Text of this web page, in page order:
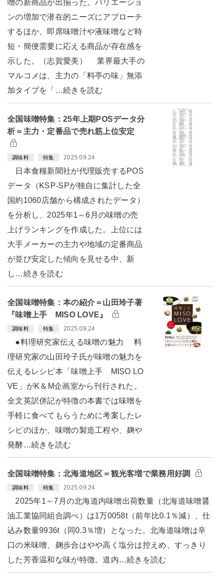
噌の新商品が出揃った。バリエーショ
ンの増加で潜在的ニーズにアプローチ
するほか、即席味噌汁や液味噌など時
短・簡便需要に応える商品が存在感を
示した。（志賀愛美） 業界最大手の
マルコメは、主力の「料亭の味」無添
加タイプを「…続きを読む
全国味噌特集：25年上期POSデータ分
析＝主力・定番品で売れ筋上位安定
調味料 特集 2025.09.24
日本食糧新聞社が代理販売するPOS
データ（KSP-SPが独自に集計した全
国約1060店舗から構成されたデータ）
を分析し、2025年1～6月の味噌の売
上げランキングを作成した。上位には
大手メーカーの主力や地域の定番商品
が並び安定した傾向を見せる中、新
し…続きを読む
全国味噌特集：本の紹介＝山田玲子著
『味噌上手 MISO LOVE』
調味料 特集 2025.09.24
●料理研究家伝える味噌の魅力 料
理研究家の山田玲子氏が味噌の魅力を
伝えるレシピ本「味噌上手 MISO LO
VE」がK＆M企画室から刊行された。
全文英訳併記が特徴の本書では味噌を
手軽に食べてもらうために考案したレ
シピのほか、味噌の製造工程や、麹や
発酵…続きを読む
全国味噌特集：北海道地区＝観光客増で業務用好調
調味料 特集 2025.09.24
2025年1～7月の北海道内味噌出荷数量（北海道味噌醤
油工業協同組合調べ）は1万0058t（前年比0.1％減）、仕
込み数量9936t（同0.3％増）となった。北海道味噌は辛
口の米味噌、麹歩合はやや高く塩分は控えめ、すっきり
した芳香温和な味が特徴。道内…続きを読む